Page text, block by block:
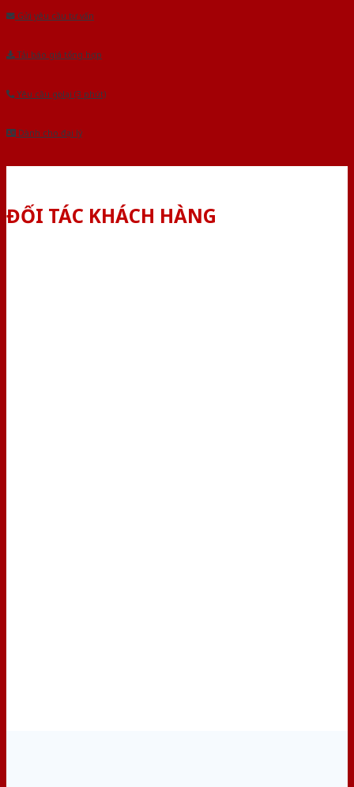
Gửi yêu cầu tư vấn
Tải báo giá tổng hợp
Yêu cầu gọi lại (3 phút)
Dành cho đại lý
ĐỐI TÁC KHÁCH HÀNG